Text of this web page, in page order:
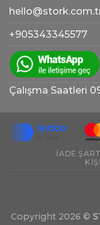
+905343345577
Çalışma Saatleri
İADE
Copyright 2026 ©